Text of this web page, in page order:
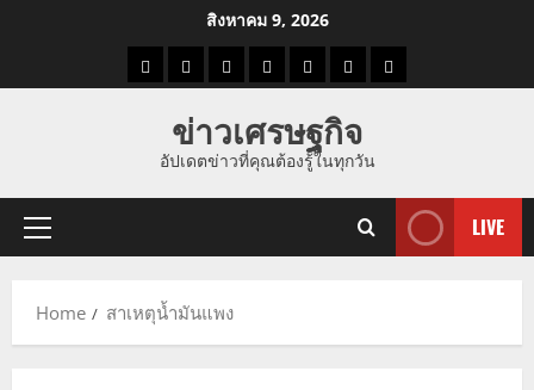
สิงหาคม 9, 2026
ราคาแนว
ราคา
ทอง
ข่าว
นี้
ข่าว
ดูด
ที่
ผู้ชาย
ข่าวเศรษฐกิจ
อัปเดตข่าวที่คุณต้องรู้ในทุกวัน
Primary
LIVE
Home สาเหตุน้ำมันแพง